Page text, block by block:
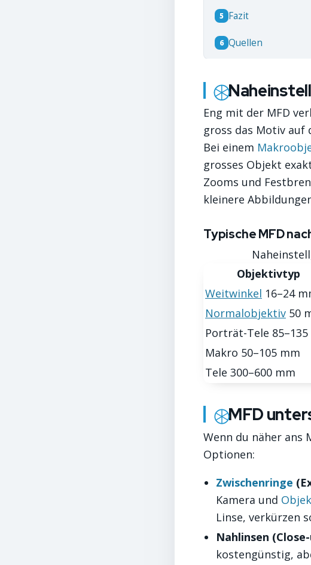
5 Fazit
6 Quellen
Eng mit der MFD
gross das Motiv auf
Bei einem
grosses Objekt
Zooms und
kleinere
Typische MFD
Objektivtyp
Weitwinkel 16–24
Normalobjektiv 50
Porträt-Tele
Makro 50–105 mm
Tele 300–600 mm
MFD
Wenn du näher ans
Optionen:
Zwischenringe
Kamera und
Linse, verkürzen
Nahlinsen
kostengünstig,